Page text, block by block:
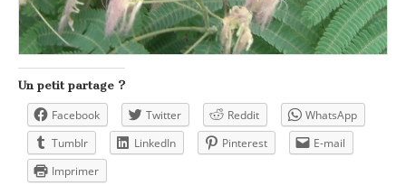
Un petit partage ?
Facebook Twitter Reddit
WhatsApp
Tumblr
LinkedIn Pinterest
E-mail
Imprimer